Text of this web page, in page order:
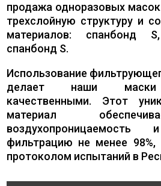
продажа одноразовых
трехслойную структуру и
материалов: спанбонд
спанбонд S.
Использование
делает наши маски
качественными. Этот
материал
воздухопроницаемость
фильтрацию не менее 98%,
протоколом испытаний в